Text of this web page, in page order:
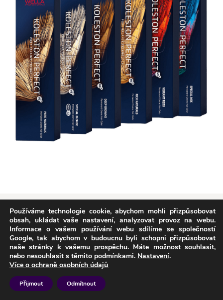
Copyright © Weiron Dynamics, s.r.o. |Tvorba webových stráneka
SEO
Používáme technologie cookie, abychom mohli přizpůsobovat
obsah, ukládat vaše nastavení, analyzovat provoz na webu.
Informace o vašem používání webu sdílíme se společností
Google, tak abychom v budoucnu byli schopni přizpůsobovat
naše stránky k vašemu prospěchu. Máte možnost souhlasit,
nebo nesouhlasit s těmito podmínkami. Nastavení.
Více o ochraně osobních údajů
Přijmout Odmítnout